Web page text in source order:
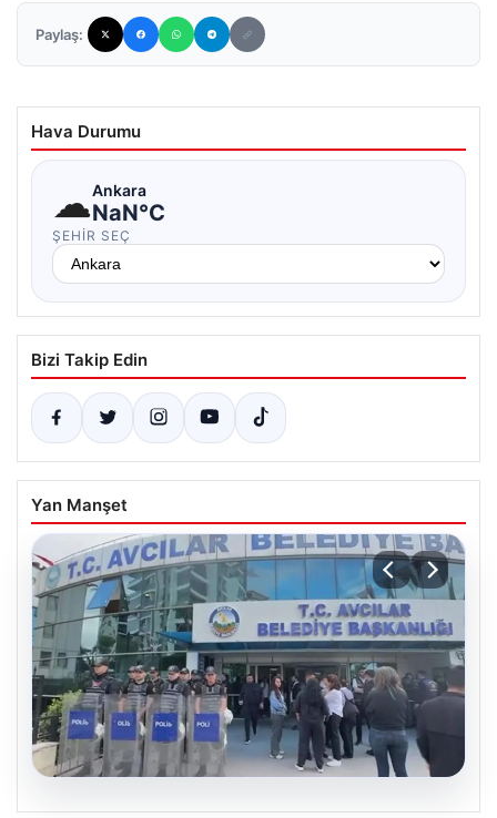
Paylaş:
Hava Durumu
☁Ankara
NaN°C
ŞEHIR SEÇ
Bizi Takip Edin
Yan Manşet
05.08.2026